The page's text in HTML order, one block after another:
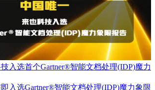
入选首个Gartner®智能文档处理(IDP)魔力
入选Gartner®智能文档处理(IDP)魔力象限